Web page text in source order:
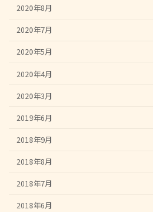
2020年8月
2020年7月
2020年5月
2020年4月
2020年3月
2019年6月
2018年9月
2018年8月
2018年7月
2018年6月